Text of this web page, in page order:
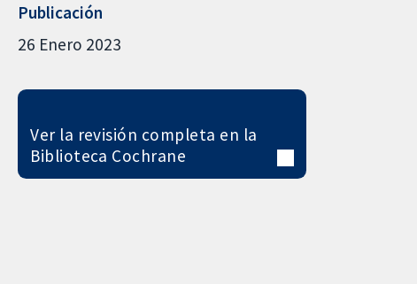
Publicación
26 Enero 2023
Ver la revisión completa en la
Biblioteca Cochrane